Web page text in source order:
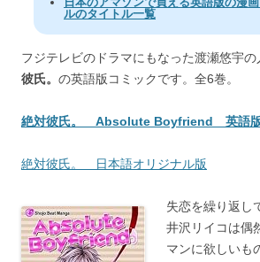
ルのタイトル一覧
フジテレビのドラマにもなった渡瀬悠宇の
彼氏。 の英語版コミックです。全6巻。
絶対彼氏。 Absolute Boyfriend 英語版
絶対彼氏。 日本語オリジナル版
失恋を繰り返し
井沢リイコは偶
マンに欲しいも